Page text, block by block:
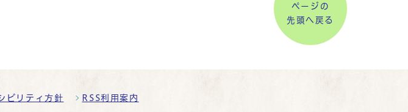
ページの
先頭へ戻る
ビリティ方針 RSS利用案内